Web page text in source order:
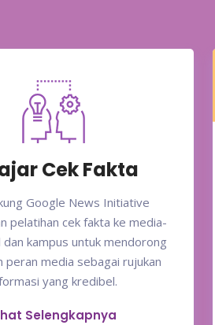
Cek Fakta
Google News Initiative
pelatihan cek fakta ke media-
dan kampus untuk mendorong
peran media sebagai rujukan
yang kredibel.
Selengkapnya